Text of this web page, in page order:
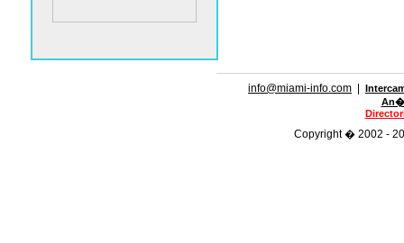
info@miami-info.com
Copyright � 2002 -